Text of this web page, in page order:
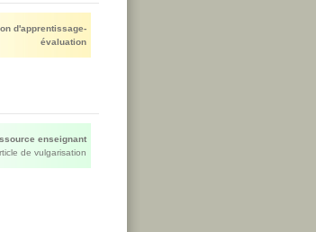
d'apprentissage-
évaluation
enseignant
de vulgarisation